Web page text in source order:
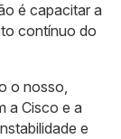
é capacitar a
contínuo do
o nosso,
a Cisco e a
e